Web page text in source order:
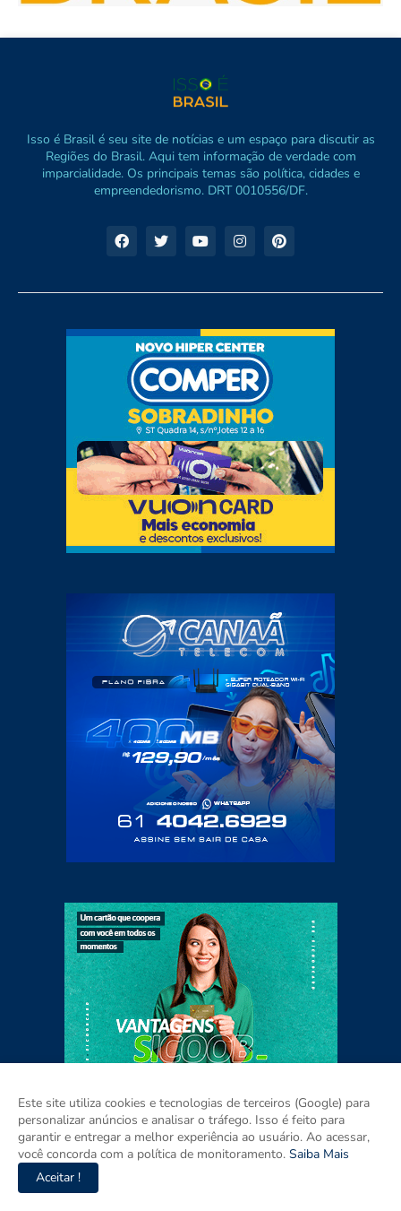
Isso é Brasil é seu site de notícias e um espaço para discutir as
Regiões do Brasil. Aqui tem informação de verdade com
imparcialidade. Os principais temas são política, cidades e
empreendedorismo. DRT 0010556/DF.
Este site utiliza cookies e tecnologias de terceiros (Google) para
personalizar anúncios e analisar o tráfego. Isso é feito para
garantir e entregar a melhor experiência ao usuário. Ao acessar,
você concorda com a política de monitoramento. Saiba Mais
Aceitar !